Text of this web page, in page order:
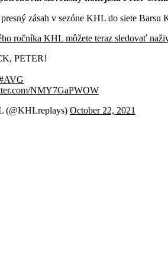
zásah v sezóne KHL do siete Barsu
ročníka KHL môžete teraz sledovať
PETER!
NMY7GaPWOW
(@KHLreplays) October 22, 2021